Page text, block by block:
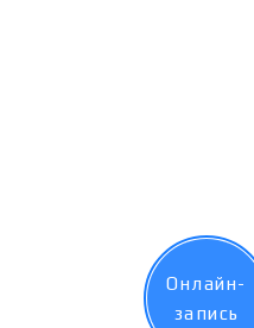
Онлайн-
запись